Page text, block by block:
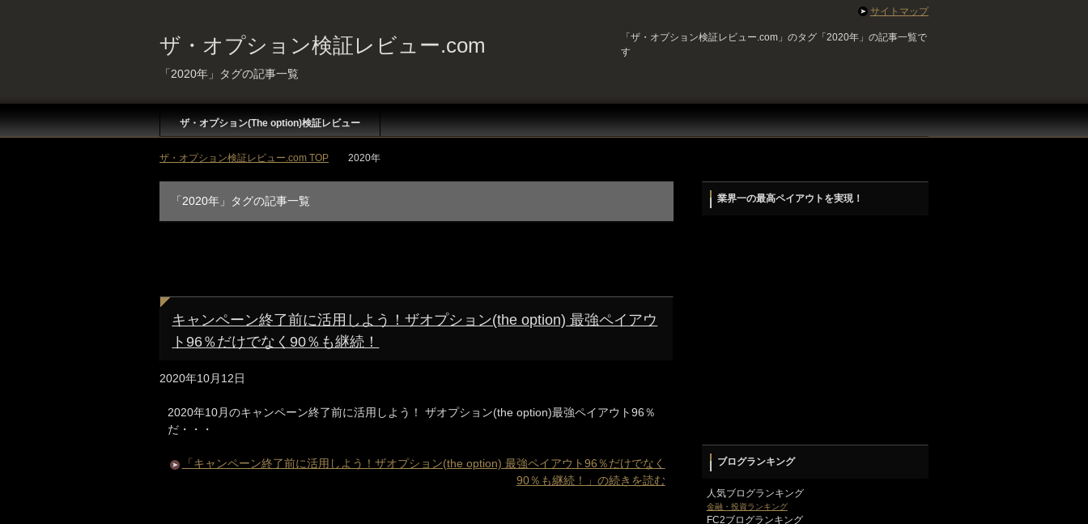
ザ・オプション検証レビュー.com
「2020年」タグの記事一覧
「ザ・オプション検証レビュー.com」のタグ「2020年」の記事一覧で
す
ザ・オプション(The option)検証レビュー
ザ・オプション検証レビュー.com TOP 2020年
「2020年」タグの記事一覧
キャンペーン終了前に活用しよう！ザオプション(the option) 最強ペイアウ
ト96％だけでなく90％も継続！
2020年10月12日
2020年10月のキャンペーン終了前に活用しよう！ ザオプション(the option)最強ペイアウト96％
だ・・・
「キャンペーン終了前に活用しよう！ザオプション(the option) 最強ペイアウト96％だけでなく
90％も継続！」の続きを読む
業界一の最高ペイアウトを実現！
ブログランキング
人気ブログランキング
金融・投資ランキング
FC2ブログランキング
サイトマップ